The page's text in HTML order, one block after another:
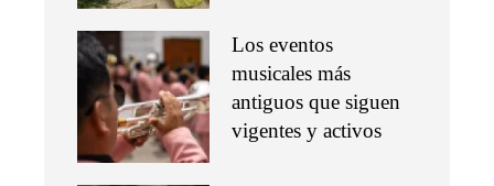
Los eventos
musicales más
antiguos que siguen
vigentes y activos